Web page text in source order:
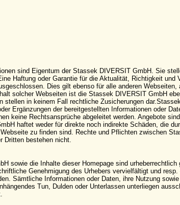
sind Eigentum der Stassek DIVERSIT GmbH. Sie
Haftung oder Garantie für die Aktualität, Richtigkeit und
Dies gilt ebenso für alle anderen
solcher Webseiten ist die Stassek DIVERSIT GmbH
stellen in keinem Fall rechtliche Zusicherungen
Ergänzungen der bereitgestellten Informationen oder
keine Rechtsansprüche abgeleitet werden. Angebote
haftet weder für direkte noch indirekte Schäden, die
zu finden sind. Rechte und Pflichten zwischen
Dritten bestehen nicht.
sowie die Inhalte dieser Homepage sind
Genehmigung des Urhebers vervielfältigt und
Sämtliche Informationen oder Daten, ihre Nutzung
Tun, Dulden oder Unterlassen unterliegen